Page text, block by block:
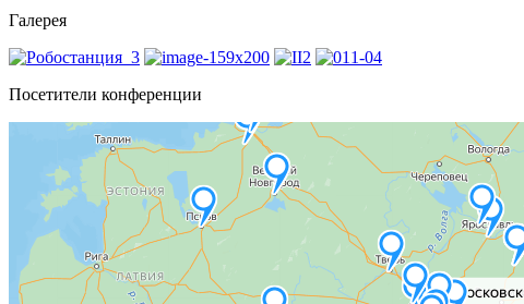
Галерея
Посетители конференции